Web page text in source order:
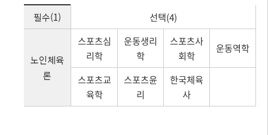
필수(1) 선택(4)
노인체육
론
스포츠심
리학
운동생리
학
스포츠사
회학
운동역학
스포츠교
육학
스포츠윤
리
한국체육
사